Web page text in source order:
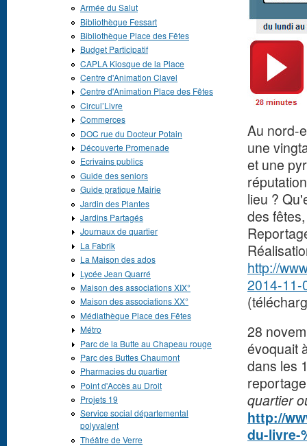
Au nord-
une
et une
lieu ?
des
http://
2014-11-
28
évoquait
dans les
quartier
http://
du-livre-
Armée du Salut
Bibliothèque Fessart
Bibliothèque Place des Fêtes
Budget Participatif
CAPLA Kiosque de la Place
Centre d'Animation Clavel
Centre d'Animation Place des Fêtes
Circul’Livre
Commerces
DOC rue du Docteur Potain
Découverte Promenade
Ecrivains publics
Guide des seniors
Guide pratique Mairie
Jardin des Plantes
Jardins Partagés
Journaux de quartier
La Fabrik
La Maison des ados
Lycée Jean Quarré
Maison des associations XIX°
Maison des associations XX°
Médiathèque Place des Fêtes
Métro
Parc de la Butte au Chapeau rouge
Parc des Buttes Chaumont
Pharmacies du quartier
Point d'Accès au Droit
Projets 19
Service social départemental
polyvalent
Théâtre de Verre